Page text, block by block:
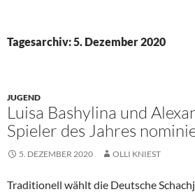
Tagesarchiv: 5. Dezember 2020
JUGEND
Luisa Bashylina und
Spieler des Jahres
5. DEZEMBER 2020 OLLI KNIEST
Traditionell wählt die Deutsche